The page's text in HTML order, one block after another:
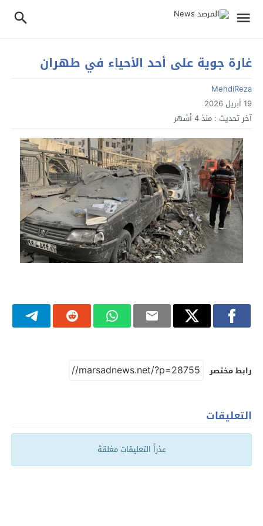
غارة جوية على أحد الأحياء في طهران
MehdiReza
19 أبريل 2026
آخر تحديث : منذ 4 أشهر
رابط مختصر
التعليقات
عذراً التعليقات مغلقة